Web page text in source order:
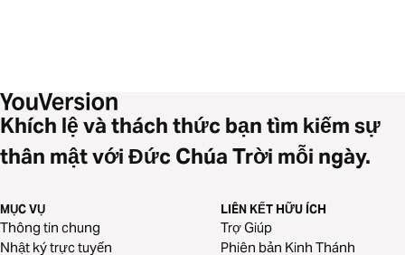
Khích lệ và thách thức bạn tìm kiếm sự
thân mật với Đức Chúa Trời mỗi ngày.
MỤC VỤ
Thông tin chung
Nhật ký trực tuyến
LIÊN KẾT HỮU ÍCH
Trợ Giúp
Phiên bản Kinh Thánh